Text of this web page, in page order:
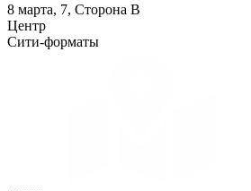
8 марта, 7, Сторона B
Центр
Сити-форматы